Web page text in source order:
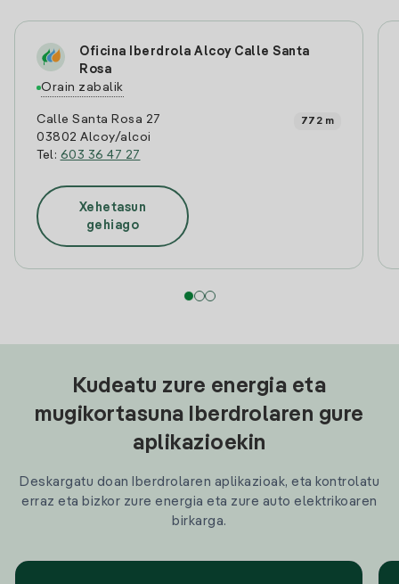
Oficina Iberdrola Alcoy Calle Santa
Rosa
Orain zabalik
Calle Santa Rosa 27
03802 Alcoy/alcoi
Tel: 603 36 47 27
772 m
Xehetasun
gehiago
Kudeatu zure energia eta
mugikortasuna Iberdrolaren gure
aplikazioekin
Deskargatu doan Iberdrolaren aplikazioak, eta kontrolatu
erraz eta bizkor zure energia eta zure auto elektrikoaren
birkarga.